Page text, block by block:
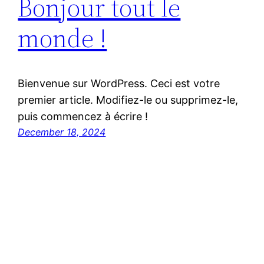
Bonjour tout le
monde !
Bienvenue sur WordPress. Ceci est votre
premier article. Modifiez-le ou supprimez-le,
puis commencez à écrire !
December 18, 2024